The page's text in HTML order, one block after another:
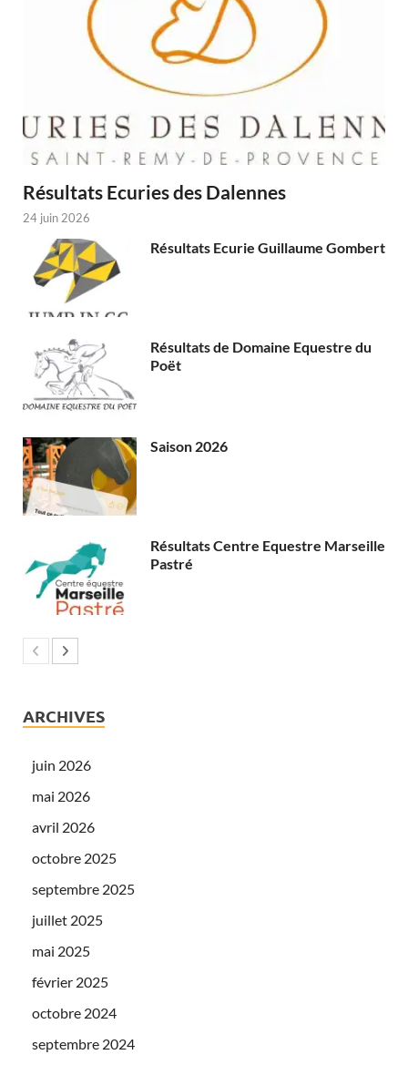
Résultats Ecuries des Dalennes
24 juin 2026
Résultats Ecurie Guillaume Gombert
Résultats de Domaine Equestre du
Poët
Saison 2026
Résultats Centre Equestre Marseille
Pastré
ARCHIVES
juin 2026
mai 2026
avril 2026
octobre 2025
septembre 2025
juillet 2025
mai 2025
février 2025
octobre 2024
septembre 2024